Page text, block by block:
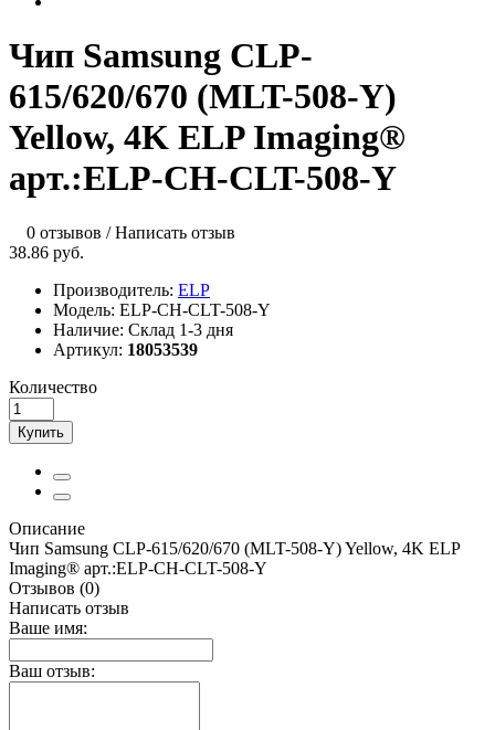
Чип Samsung CLP-
615/620/670 (MLT-508-Y)
Yellow, 4K ELP Imaging®
арт.:ELP-CH-CLT-508-Y
0 отзывов /Написать отзыв
38.86 руб.
Производитель: ELP
Модель: ELP-CH-CLT-508-Y
Наличие: Склад 1-3 дня
Артикул: 18053539
Количество
Купить
Описание
Чип Samsung CLP-615/620/670 (MLT-508-Y) Yellow, 4K ELP
Imaging® арт.:ELP-CH-CLT-508-Y
Отзывов (0)
Написать отзыв
Ваше имя:
Ваш отзыв: